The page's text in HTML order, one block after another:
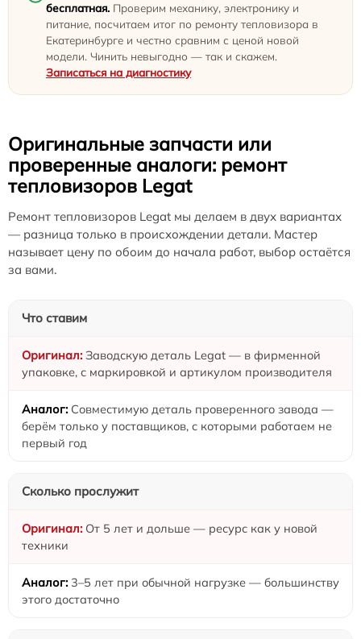
бесплатная. Проверим механику, электронику и
питание, посчитаем итог по ремонту тепловизора в
Екатеринбурге и честно сравним с ценой новой
модели. Чинить невыгодно — так и скажем.
Записаться на диагностику
Оригинальные запчасти или
проверенные аналоги: ремонт
тепловизоров Legat
Ремонт тепловизоров Legat мы делаем в двух вариантах
— разница только в происхождении детали. Мастер
называет цену по обоим до начала работ, выбор остаётся
за вами.
Что ставим
Заводскую деталь Legat — в фирменной
упаковке, с маркировкой и артикулом производителя
Совместимую деталь проверенного завода —
берём только у поставщиков, с которыми работаем не
первый год
Сколько прослужит
От 5 лет и дольше — ресурс как у новой
техники
3–5 лет при обычной нагрузке — большинству
этого достаточно